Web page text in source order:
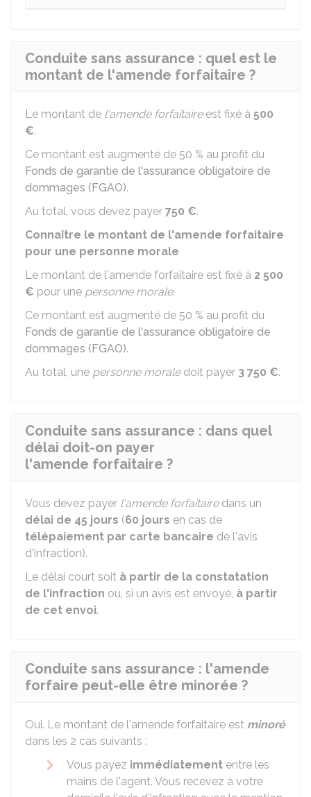
Conduite sans assurance : quel est le
montant de l'amende forfaitaire ?
Le montant de l'amende forfaitaireest fixé à 500
€.
Ce montant est augmenté de 50 % au profit du
Fonds de garantie de l'assurance obligatoire de
dommages (FGAO).
Au total, vous devez payer 750 €.
Connaître le montant de l'amende forfaitaire
pour une personne morale
Le montant de l'amende forfaitaire est fixé à 2 500
€ pour une personne morale.
Ce montant est augmenté de 50 % au profit du
Fonds de garantie de l'assurance obligatoire de
dommages (FGAO).
Au total, une personne moraledoit payer 3 750 €.
Conduite sans assurance : dans quel
délai doit-on payer
l'amende forfaitaire ?
Vous devez payer l'amende forfaitairedans un
délai de 45 jours (60 jours en cas de
télépaiement par carte bancaire de l'avis
d'infraction).
Le délai court soit à partir de la constatation
de l'infraction ou, si un avis est envoyé, à partir
de cet envoi.
Conduite sans assurance : l'amende
forfaire peut-elle être minorée ?
Oui. Le montant de l'amende forfaitaire est minoré
dans les 2 cas suivants :
Vous payez immédiatement entre les
mains de l'agent. Vous recevez à votre